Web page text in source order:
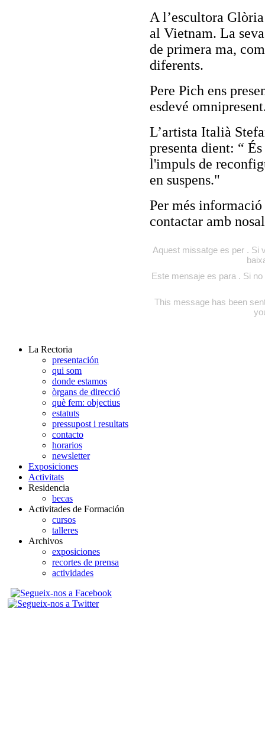
A l’escultora
al Vietnam. La
de primera ma,
diferents.
Pere Pich ens
esdevé
L’artista Italià
presenta dient: “
l'impuls de
en suspens."
Per més
contactar amb
Aquest missatge es per . Si
Este mensaje es para . Si
This message has been
La Rectoria
presentación
qui som
donde estamos
òrgans de direcció
què fem: objectius
estatuts
pressupost i resultats
contacto
horarios
newsletter
Exposiciones
Activitats
Residencia
becas
Activitades de Formación
cursos
talleres
Archivos
exposiciones
recortes de prensa
actividades